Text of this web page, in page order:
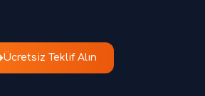
Ücretsiz Teklif Alın